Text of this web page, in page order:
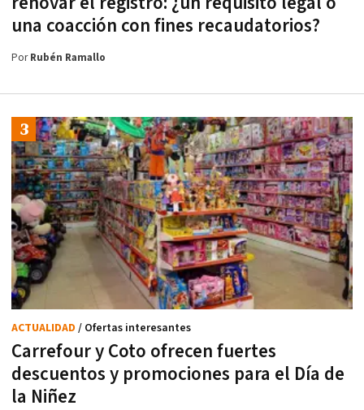
una coacción con fines recaudatorios?
PorRubén Ramallo
Carrefour y Coto ofrecen fuertes
descuentos y promociones para el Día de
la Niñez
ACTUALIDAD / Ofertas interesantes